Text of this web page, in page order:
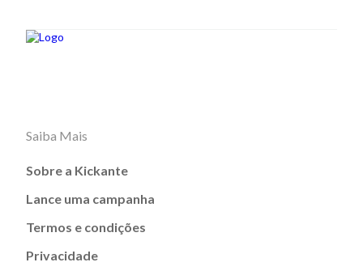
Saiba Mais
Sobre a Kickante
Lance uma campanha
Termos e condições
Privacidade